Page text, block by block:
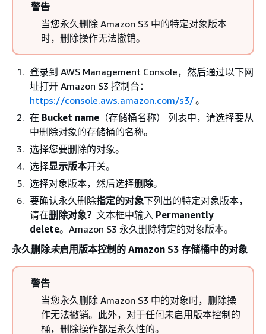
警告
当您永久删除 Amazon S3 中的特定对象版本
时，删除操作无法撤销。
登录到 AWS Management Console，然后通过以下网
址打开 Amazon S3 控制台：
https://console.aws.amazon.com/s3/。
在 Bucket name （存储桶名称） 列表中，请选择要从
中删除对象的存储桶的名称。
选择您要删除的对象。
选择显示版本开关。
选择对象版本，然后选择删除。
要确认永久删除指定的对象下列出的特定对象版本，
请在删除对象？ 文本框中输入 Permanently
delete。Amazon S3 永久删除特定的对象版本。
永久删除未启用版本控制的 Amazon S3 存储桶中的对象
警告
当您永久删除 Amazon S3 中的对象时，删除操
作无法撤销。此外，对于任何未启用版本控制的
桶，删除操作都是永久性的。